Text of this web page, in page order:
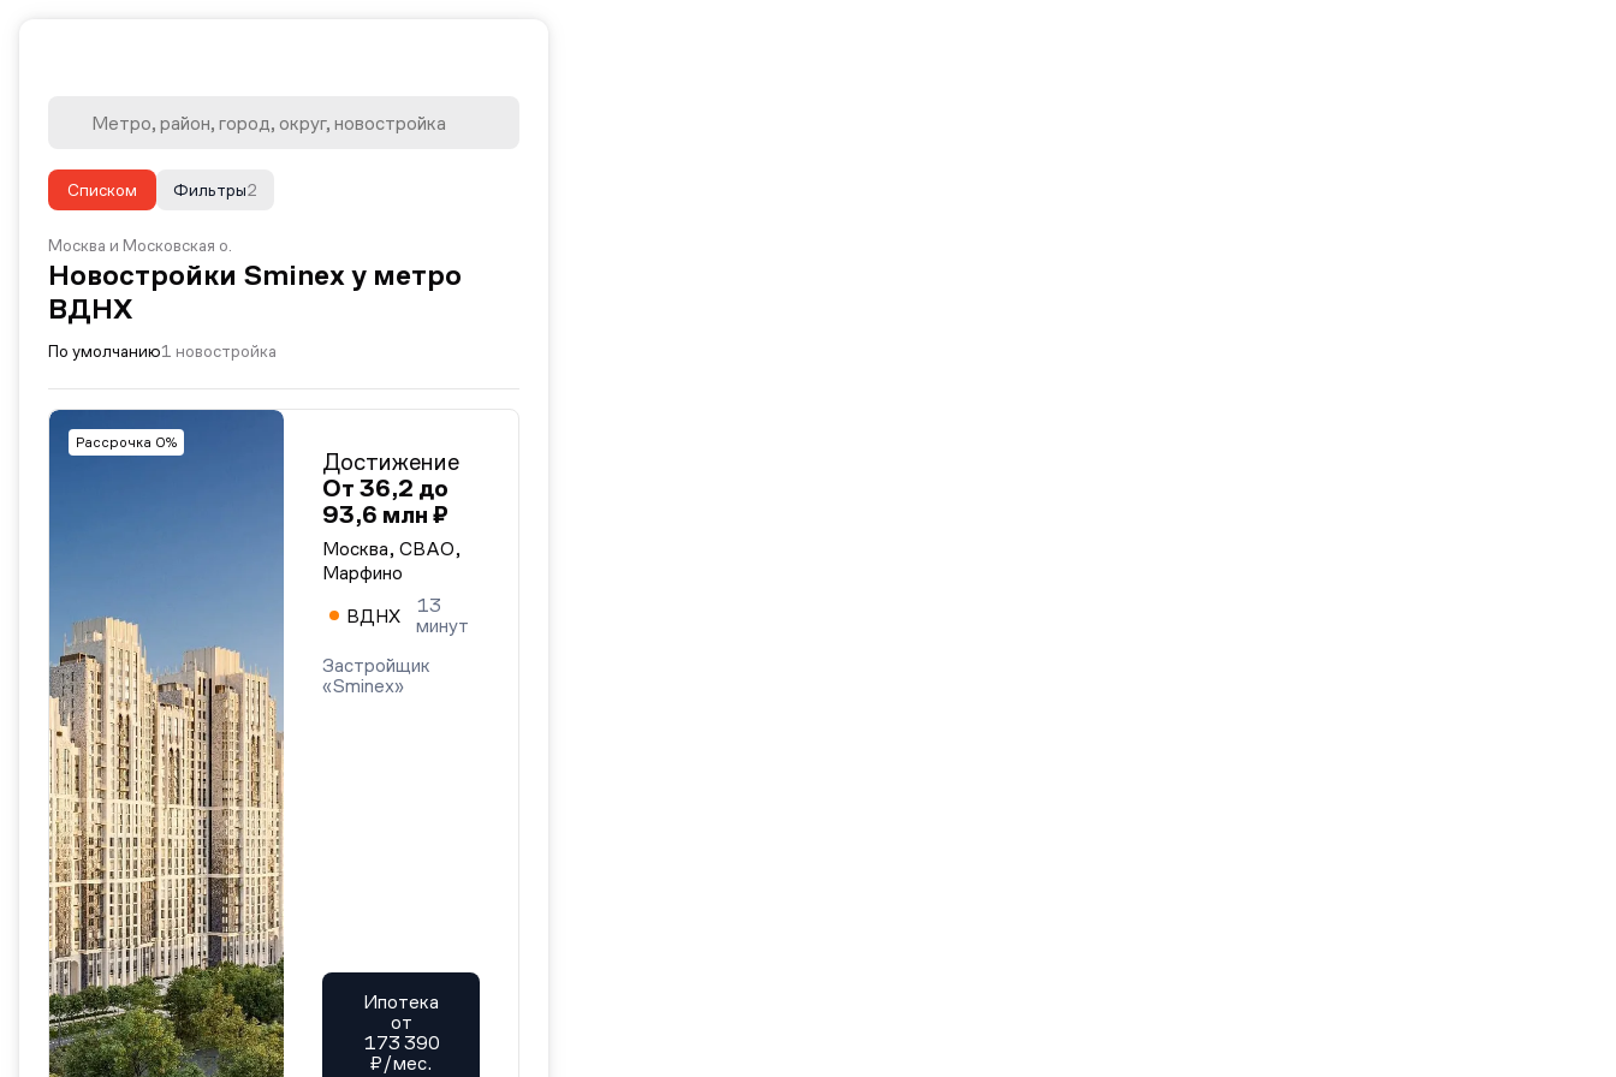
Списком 2
Фильтры
Москва и Московская о.
Новостройки Sminex у метро
ВДНХ
По умолчанию1 новостройка
Рассрочка 0%
Достижение
От 36,2 до
93,6 млн ₽
Москва, СВАО,
Марфино
ВДНХ
13
минут
Застройщик
«Sminex»
Ипотека
от
173 390
₽/мес.